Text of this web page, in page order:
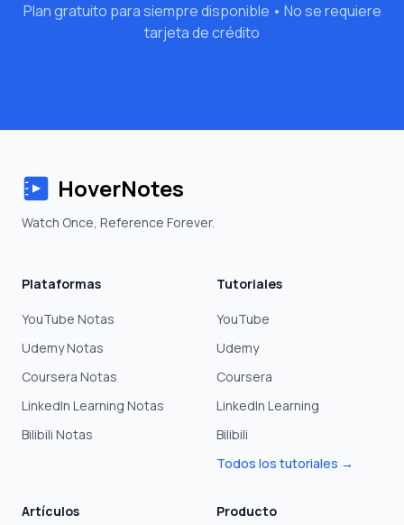
Plan gratuito para siempre disponible • No se requiere
tarjeta de crédito
HoverNotes
Watch Once, Reference Forever.
Plataformas
YouTube Notas
Udemy Notas
Coursera Notas
LinkedIn Learning Notas
Bilibili Notas
Tutoriales
YouTube
Udemy
Coursera
LinkedIn Learning
Bilibili
Todos los tutoriales →
Artículos Producto